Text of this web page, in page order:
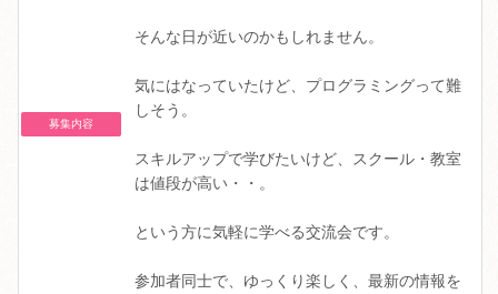
募集内容
そんな日が近いのかもしれません。
気にはなっていたけど、プログラミングって難
しそう。
スキルアップで学びたいけど、スクール・教室
は値段が高い・・。
という方に気軽に学べる交流会です。
参加者同士で、ゆっくり楽しく、最新の情報を